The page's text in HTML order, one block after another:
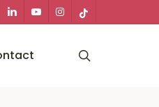
linkedinyoutubeinstagram
tiktok